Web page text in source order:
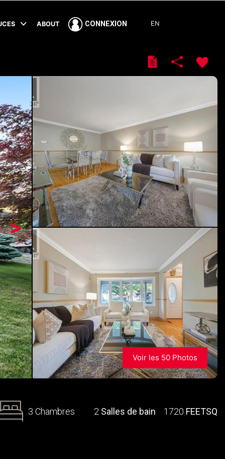
ABOUT CONNEXION EN
>
Voir les 50 Photos
3 Chambres 2 Salles de bain 1720 FEETSQ